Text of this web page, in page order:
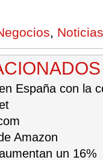
, Noticias
España con la
Amazon
un 16%